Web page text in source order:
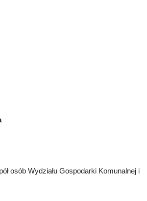
osób Wydziału Gospodarki Komunalnej i